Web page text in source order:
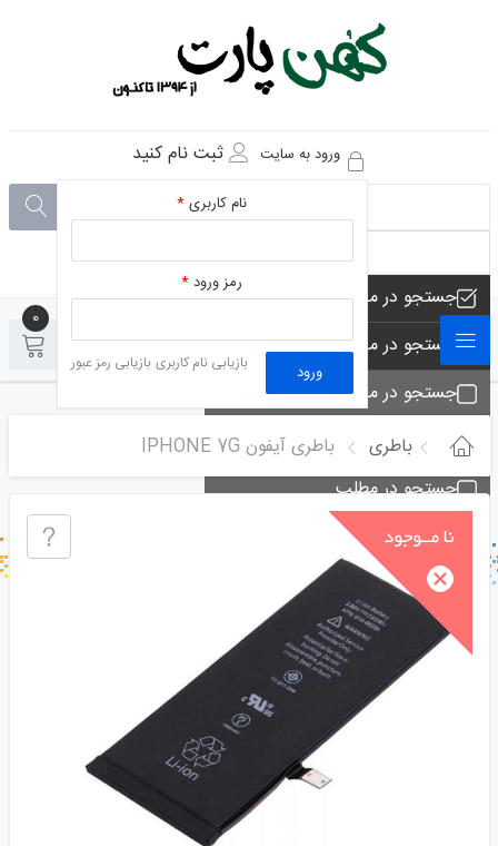
ورود به سایت
نام کاربری*
رمز ورود*
ورود بازیابی نام کاربری بازیابی رمز عبور
ثبت نام کنید
جستجو در مجموعه های فروشگاه
جستجو در محصولات فروشگاه
جستجو در مجموعه ها
جستجو - تماس ها
جستجو در مطلب
جستجو در خبر خوان
جستجو - برچسب ها
0
باطری باطری آیفون IPHONE 7G